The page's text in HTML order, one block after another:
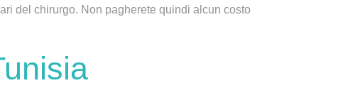
del chirurgo. Non pagherete quindi alcun costo